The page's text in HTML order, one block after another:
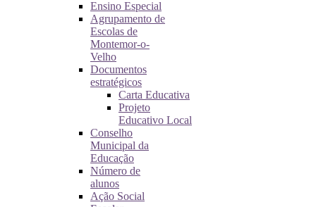
Ensino Especial
Agrupamento de
Escolas de
Montemor-o-
Velho
Documentos
estratégicos
Carta Educativa
Projeto
Educativo Local
Conselho
Municipal da
Educação
Número de
alunos
Ação Social